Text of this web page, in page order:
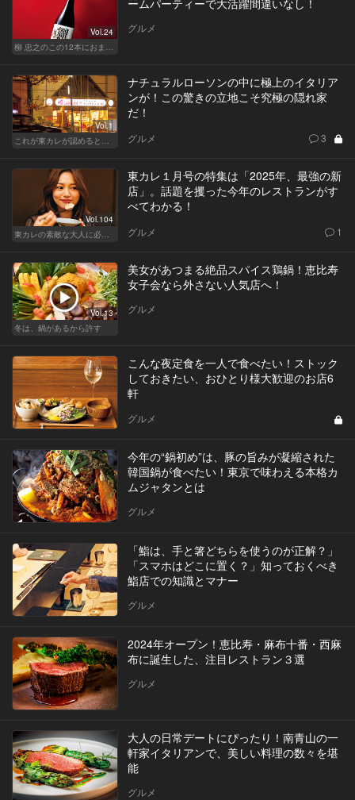
Vol.24
柳 忠之のこの12本におまかせ
グルメ
Vol.1
これが東カレが認めるとっておきの隠れ家
ナチュラルローソンの中に極上のイタリア
ンが！この驚きの立地こそ究極の隠れ家
だ！
グルメ 3
Vol.104
東カレの素敵な大人に必要なこと
東カレ１月号の特集は「2025年、最強の新
店」。話題を攫った今年のレストランがす
べてわかる！
グルメ 1
Vol.13
冬は、鍋があるから許す
美女があつまる絶品スパイス鶏鍋！恵比寿
女子会なら外さない人気店へ！
グルメ
こんな夜定食を一人で食べたい！ストック
しておきたい、おひとり様大歓迎のお店6
軒
グルメ
今年の“鍋初め”は、豚の旨みが凝縮された
韓国鍋が食べたい！東京で味わえる本格カ
ムジャタンとは
グルメ
「鮨は、手と箸どちらを使うのが正解？」
「スマホはどこに置く？」知っておくべき
鮨店での知識とマナー
グルメ
2024年オープン！恵比寿・麻布十番・西麻
布に誕生した、注目レストラン３選
グルメ
大人の日常デートにぴったり！南青山の一
軒家イタリアンで、美しい料理の数々を堪
能
グルメ